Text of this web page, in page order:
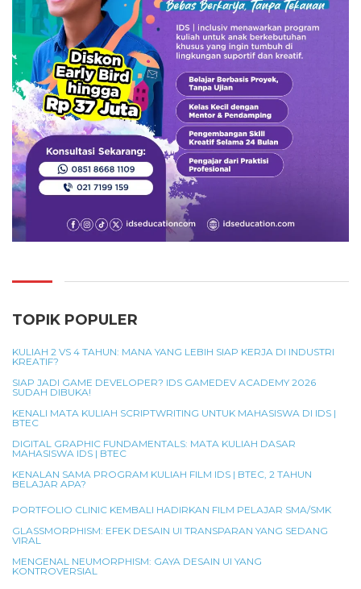
TOPIK POPULER
KULIAH 2 VS 4 TAHUN: MANA YANG LEBIH SIAP KERJA DI INDUSTRI
KREATIF?
SIAP JADI GAME DEVELOPER? IDS GAMEDEV ACADEMY 2026
SUDAH DIBUKA!
KENALI MATA KULIAH SCRIPTWRITING UNTUK MAHASISWA DI IDS |
BTEC
DIGITAL GRAPHIC FUNDAMENTALS: MATA KULIAH DASAR
MAHASISWA IDS | BTEC
KENALAN SAMA PROGRAM KULIAH FILM IDS | BTEC, 2 TAHUN
BELAJAR APA?
PORTFOLIO CLINIC KEMBALI HADIRKAN FILM PELAJAR SMA/SMK
GLASSMORPHISM: EFEK DESAIN UI TRANSPARAN YANG SEDANG
VIRAL
MENGENAL NEUMORPHISM: GAYA DESAIN UI YANG
KONTROVERSIAL